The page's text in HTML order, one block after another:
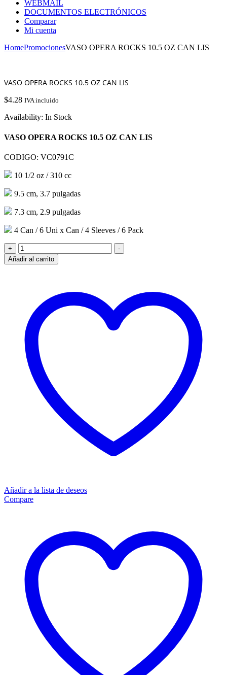
WEBMAIL
DOCUMENTOS ELECTRÓNICOS
Comparar
Mi cuenta
HomePromocionesVASO OPERA ROCKS 10.5 OZ CAN LIS
VASO OPERA ROCKS 10.5 OZ CAN LIS
$4.28 IVA incluido
Availability: In Stock
VASO OPERA ROCKS 10.5 OZ CAN LIS
CODIGO: VC0791C
10 1/2 oz / 310 cc
9.5 cm, 3.7 pulgadas
7.3 cm, 2.9 pulgadas
4 Can / 6 Uni x Can / 4 Sleeves / 6 Pack
+
VASO
OPERA
ROCKS
cantidad
-
Añadir al carrito
Añadir a la lista de deseos
Compare